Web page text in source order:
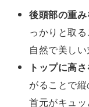
後頭部の重み
っかりと取
自然で美しい
トップに高
がることで
首元がキュ